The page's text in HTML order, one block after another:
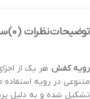
توضیحاتنظرات (0)
رویه کفش هر یک از
متنوعی در رویه
تشکیل شده و به دلیل